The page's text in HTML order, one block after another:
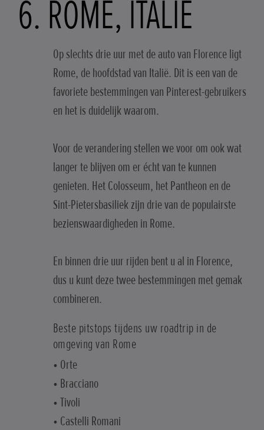
6. ROME, ITALIË
Op slechts drie uur met de auto van Florence ligt
Rome, de hoofdstad van Italië. Dit is een van de
favoriete bestemmingen van Pinterest-gebruikers
en het is duidelijk waarom.
Voor de verandering stellen we voor om ook wat
langer te blijven om er écht van te kunnen
genieten. Het Colosseum, het Pantheon en de
Sint-Pietersbasiliek zijn drie van de populairste
bezienswaardigheden in Rome.
En binnen drie uur rijden bent u al in Florence,
dus u kunt deze twee bestemmingen met gemak
combineren.
Beste pitstops tijdens uw roadtrip in de
omgeving van Rome
• Orte
• Bracciano
• Tivoli
• Castelli Romani